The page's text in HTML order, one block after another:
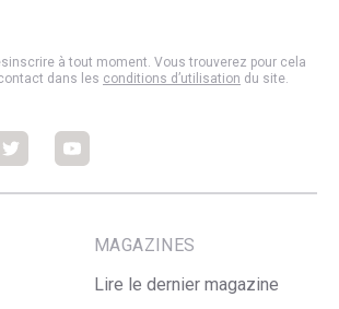
à tout moment. Vous trouverez pour cela
dans les conditions d’utilisation du site.
FacebookFacebook
MAGAZINES
Lire le dernier magazine